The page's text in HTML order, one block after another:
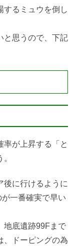
するミュウを倒し
と思うので、下記
率が上昇する「と
後に行けるように
一番確実で早い
地底遺跡99Fまで
、ドーピングの為